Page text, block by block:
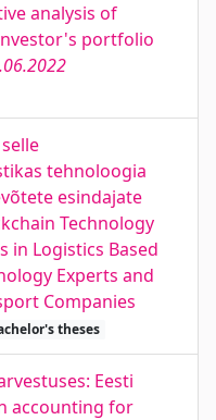
analysis of
portfolio
tehnoloogia
esindajate
Technology
in Logistics Based
Experts and
Companies
theses
Eesti
accounting for